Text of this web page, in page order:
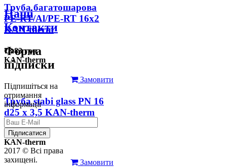
Труба багатошарова
PE-RT/Al/PE-RT 16x2
KAN-therm
78.83 грн
KAN-therm
Замовити
Труба stabi glass PN 16
d25 х 3,5 KAN-therm
126.31 грн
KAN-therm
Замовити
Наші
Контакти
Форма
підписки
Підпишіться на
отримання
інформації
Підписатися
2017 © Всі права
захищені.